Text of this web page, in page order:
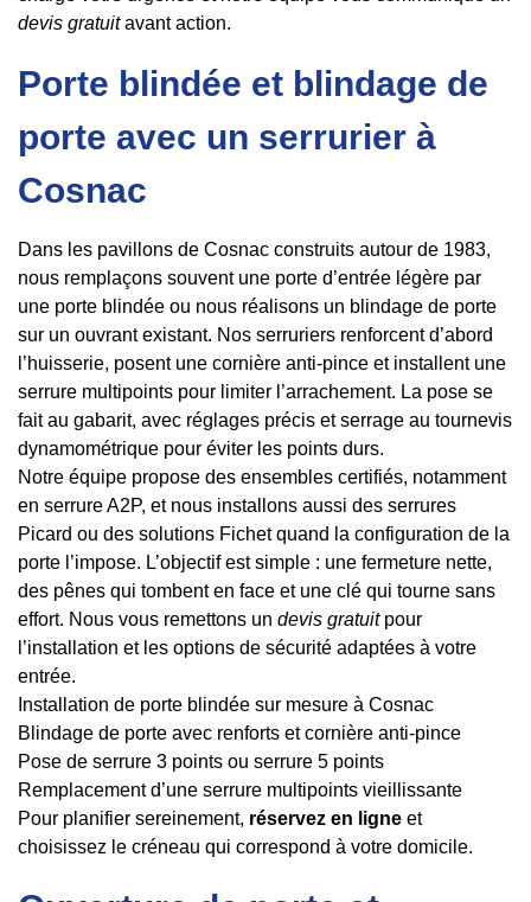
devis gratuitavant action.
Porte blindée et blindage de
porte avec un serrurier à
Cosnac
Dans les pavillons de Cosnac construits autour de 1983,
nous remplaçons souvent une porte d’entrée légère par
une porte blindée ou nous réalisons un blindage de porte
sur un ouvrant existant. Nos serruriers renforcent d’abord
l’huisserie, posent une cornière anti-pince et installent une
serrure multipoints pour limiter l’arrachement. La pose se
fait au gabarit, avec réglages précis et serrage au tournevis
dynamométrique pour éviter les points durs.
Notre équipe propose des ensembles certifiés, notamment
en serrure A2P, et nous installons aussi des serrures
Picard ou des solutions Fichet quand la configuration de la
porte l’impose. L’objectif est simple : une fermeture nette,
des pênes qui tombent en face et une clé qui tourne sans
effort. Nous vous remettons un devis gratuitpour
l’installation et les options de sécurité adaptées à votre
entrée.
Installation de porte blindée sur mesure à Cosnac
Blindage de porte avec renforts et cornière anti-pince
Pose de serrure 3 points ou serrure 5 points
Remplacement d’une serrure multipoints vieillissante
Pour planifier sereinement, réservez en ligne et
choisissez le créneau qui correspond à votre domicile.